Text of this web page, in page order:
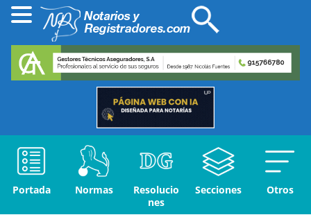
Portada Normas
Resolucio
nes
Secciones Otros